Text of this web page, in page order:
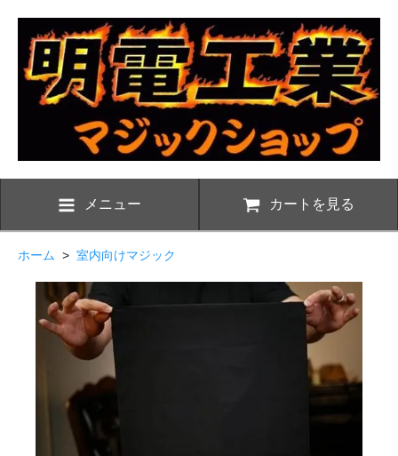
メニュー カートを見る
ホーム > 室内向けマジック